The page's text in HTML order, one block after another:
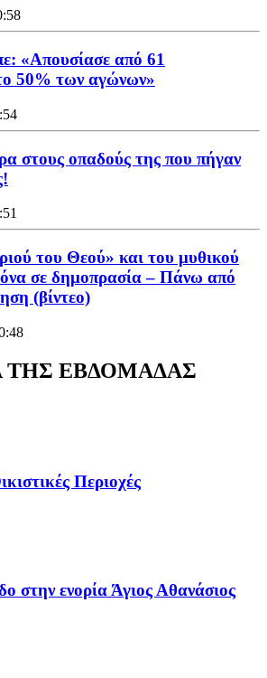
«Απουσίασε από 61
50% των αγώνων»
στους οπαδούς της που πήγαν
του Θεού» και του μυθικού
σε δημοπρασία – Πάνω από
(βίντεο)
ΤΗΣ ΕΒΔΟΜΑΔΑΣ
Περιοχές
στην ενορία Άγιος Αθανάσιος